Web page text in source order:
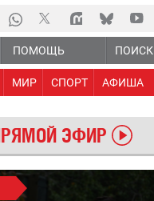
ПОИСК
ПОМОЩЬ
МИР СПОРТ АФИША
ЭФИР